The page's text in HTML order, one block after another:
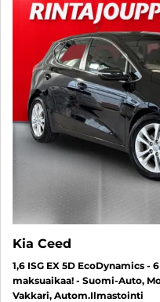
Kia Ceed
1,6 ISG EX 5D EcoDynamics
maksuaikaa! - Suomi-Auto,
Vakkari, Autom.Ilmastointi